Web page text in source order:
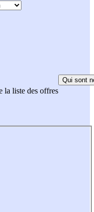
la liste des offres
Qui sont